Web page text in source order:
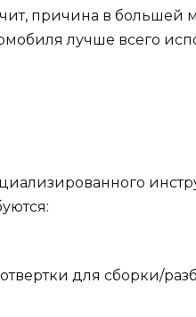
причина в большей
лучше всего
для сборки/